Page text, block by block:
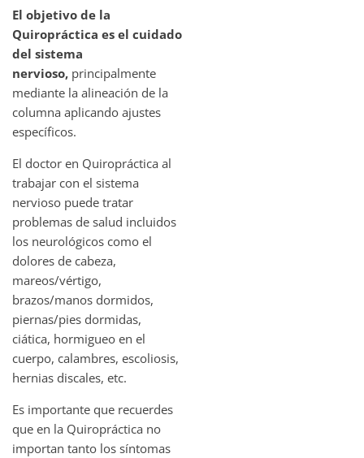
El objetivo de la
Quiropráctica es el cuidado
del sistema
nervioso, principalmente
mediante la alineación de la
columna aplicando ajustes
específicos.
El doctor en Quiropráctica al
trabajar con el sistema
nervioso puede tratar
problemas de salud incluidos
los neurológicos como el
dolores de cabeza,
mareos/vértigo,
brazos/manos dormidos,
piernas/pies dormidas,
ciática, hormigueo en el
cuerpo, calambres, escoliosis,
hernias discales, etc.
Es importante que recuerdes
que en la Quiropráctica no
importan tanto los síntomas